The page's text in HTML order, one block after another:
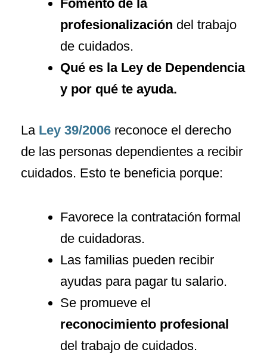
Fomento de la
profesionalización del trabajo
de cuidados.
Qué es la Ley de Dependencia
y por qué te ayuda.
La Ley 39/2006 reconoce el derecho
de las personas dependientes a recibir
cuidados. Esto te beneficia porque:
Favorece la contratación formal
de cuidadoras.
Las familias pueden recibir
ayudas para pagar tu salario.
Se promueve el
reconocimiento profesional
del trabajo de cuidados.